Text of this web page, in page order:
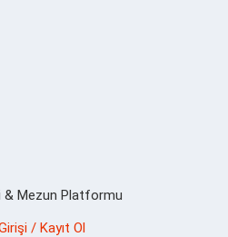
& Mezun Platformu
/ Kayıt Ol